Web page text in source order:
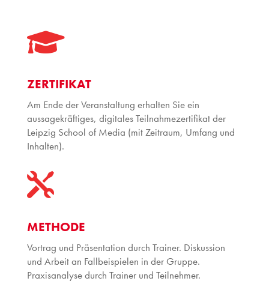

ZERTIFIKAT
Am Ende der Veranstaltung erhalten Sie ein
aussagekräftiges, digitales Teilnahmezertifikat der
Leipzig School of Media (mit Zeitraum, Umfang und
Inhalten).

METHODE
Vortrag und Präsentation durch Trainer. Diskussion
und Arbeit an Fallbeispielen in der Gruppe.
Praxisanalyse durch Trainer und Teilnehmer.